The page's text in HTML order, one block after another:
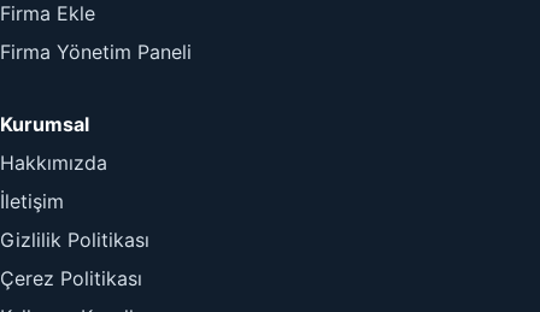
Firma Ekle
Firma Yönetim Paneli
Kurumsal
Hakkımızda
İletişim
Gizlilik Politikası
Çerez Politikası